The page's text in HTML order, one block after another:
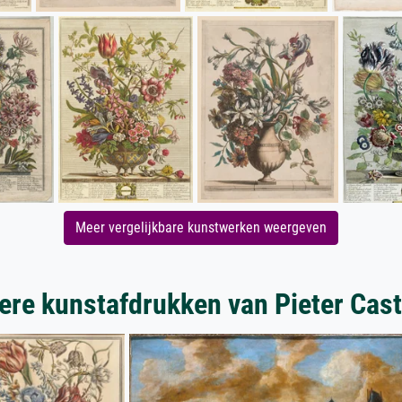
Meer vergelijkbare kunstwerken weergeven
kunstafdrukken van Pieter